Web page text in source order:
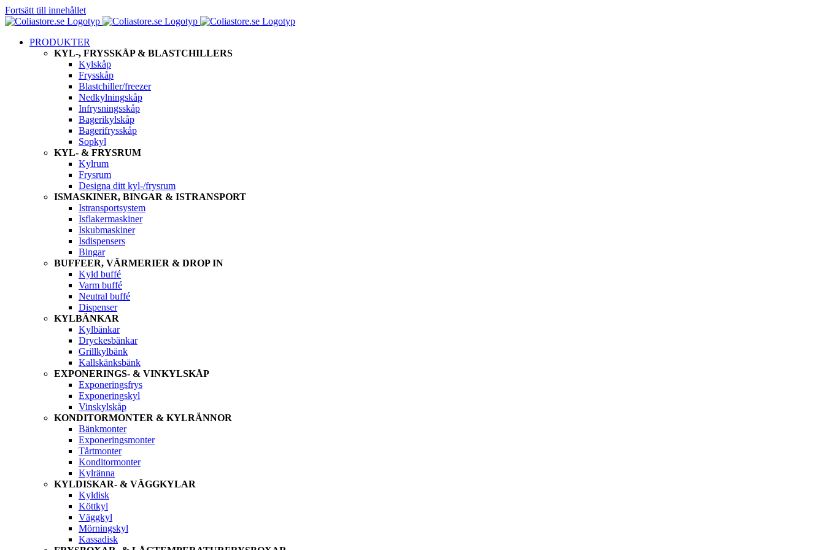
Fortsätt till innehållet
PRODUKTER
KYL-, FRYSSKÅP & BLASTCHILLERS
Kylskåp
Frysskåp
Blastchiller/freezer
Nedkylningskåp
Infrysningsskåp
Bagerikylskåp
Bagerifrysskåp
Sopkyl
KYL- & FRYSRUM
Kylrum
Frysrum
Designa ditt kyl-/frysrum
ISMASKINER, BINGAR & ISTRANSPORT
Istransportsystem
Isflakermaskiner
Iskubmaskiner
Isdispensers
Bingar
BUFFEER, VÄRMERIER & DROP IN
Kyld buffé
Varm buffé
Neutral buffé
Dispenser
KYLBÄNKAR
Kylbänkar
Dryckesbänkar
Grillkylbänk
Kallskänksbänk
EXPONERINGS- & VINKYLSKÅP
Exponeringsfrys
Exponeringskyl
Vinskylskåp
KONDITORMONTER & KYLRÄNNOR
Bänkmonter
Exponeringsmonter
Tårtmonter
Konditormonter
Kylränna
KYLDISKAR- & VÄGGKYLAR
Kyldisk
Köttkyl
Väggkyl
Mörningskyl
Kassadisk